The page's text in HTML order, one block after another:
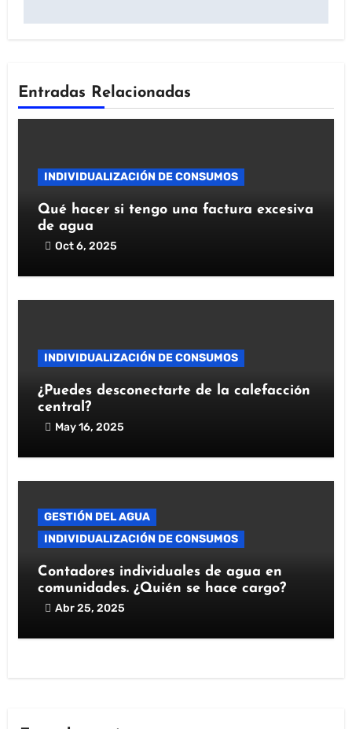
Entradas Relacionadas
INDIVIDUALIZACIÓN DE CONSUMOS
Qué hacer si tengo una factura excesiva
de agua
Oct 6, 2025
INDIVIDUALIZACIÓN DE CONSUMOS
¿Puedes desconectarte de la calefacción
central?
May 16, 2025
GESTIÓN DEL AGUA
INDIVIDUALIZACIÓN DE CONSUMOS
Contadores individuales de agua en
comunidades. ¿Quién se hace cargo?
Abr 25, 2025